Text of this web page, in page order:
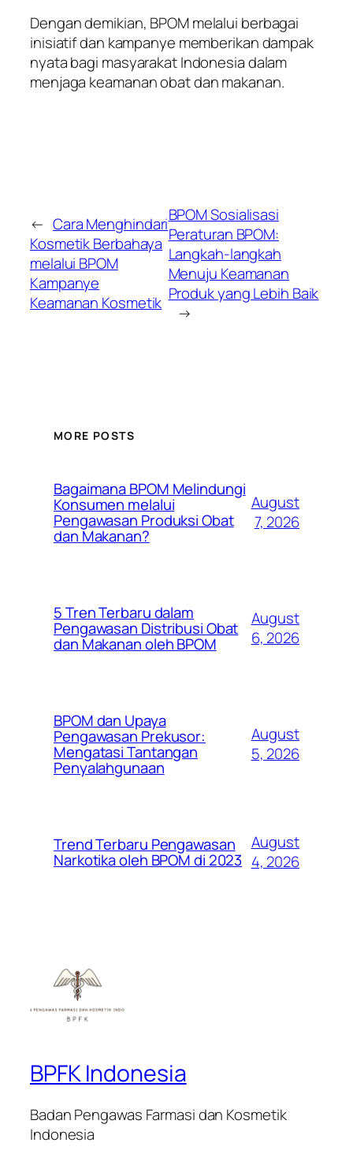
Dengan demikian, BPOM melalui berbagai
inisiatif dan kampanye memberikan dampak
nyata bagi masyarakat Indonesia dalam
menjaga keamanan obat dan makanan.
← Cara Menghindari
Kosmetik Berbahaya
melalui BPOM
Kampanye
Keamanan Kosmetik
BPOM Sosialisasi
Peraturan BPOM:
Langkah-langkah
Menuju Keamanan
Produk yang Lebih Baik
→
MORE POSTS
Bagaimana BPOM Melindungi
Konsumen melalui
Pengawasan Produksi Obat
dan Makanan?
August
7, 2026
5 Tren Terbaru dalam
Pengawasan Distribusi Obat
dan Makanan oleh BPOM
August
6, 2026
BPOM dan Upaya
Pengawasan Prekusor:
Mengatasi Tantangan
Penyalahgunaan
August
5, 2026
Trend Terbaru Pengawasan
Narkotika oleh BPOM di 2023
August
4, 2026
BPFK Indonesia
Badan Pengawas Farmasi dan Kosmetik
Indonesia